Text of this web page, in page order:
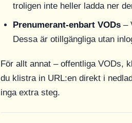
troligen inte heller ladda ner
Prenumerant-enbart VODs –
Dessa är otillgängliga utan
För allt annat – offentliga VODs,
du klistra in URL:en direkt i
inga extra steg.